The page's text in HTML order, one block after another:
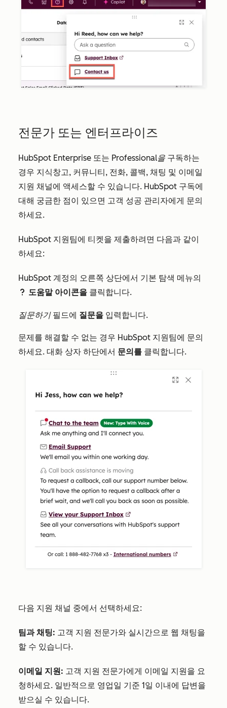
전문가 또는 엔터프라이즈
HubSpot Enterprise 또는 Professional을 구독하는
경우 지식창고, 커뮤니티, 전화, 콜백, 채팅 및 이메일
지원 채널에 액세스할 수 있습니다. HubSpot 구독에
대해 궁금한 점이 있으면 고객 성공 관리자에게 문의
하세요.
HubSpot 지원팀에 티켓을 제출하려면 다음과 같이
하세요:
HubSpot 계정의 오른쪽 상단에서 기본 탐색 메뉴의
question 도움말 아이콘을 클릭합니다.
질문하기필드에 질문을 입력합니다.
문제를 해결할 수 없는 경우 HubSpot 지원팀에 문의
하세요. 대화 상자 하단에서 문의를 클릭합니다.
다음 지원 채널 중에서 선택하세요:
팀과 채팅: 고객 지원 전문가와 실시간으로 웹 채팅을
할 수 있습니다.
이메일 지원: 고객 지원 전문가에게 이메일 지원을 요
청하세요. 일반적으로 영업일 기준 1일 이내에 답변을
받으실 수 있습니다.